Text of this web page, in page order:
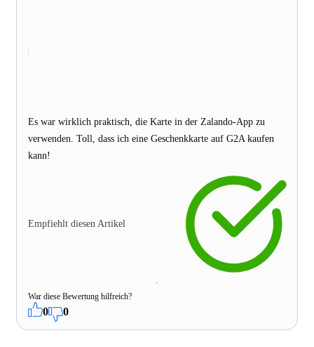
Es war wirklich praktisch, die Karte in der Zalando-App zu
verwenden. Toll, dass ich eine Geschenkkarte auf G2A kaufen
kann!
Empfiehlt diesen Artikel
War diese Bewertung hilfreich?
0 0